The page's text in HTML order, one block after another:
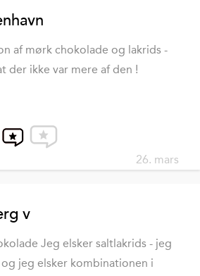
af mørk chokolade og lakrids -
der ikke var mere af den !
26. mars
v
Jeg elsker saltlakrids - jeg
jeg elsker kombinationen i